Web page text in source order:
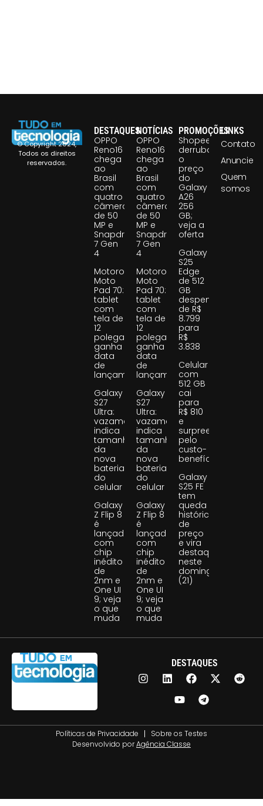
© Copyright 2024,
Todos os direitos
reservados.
DESTAQUES
OPPO
Reno16
chega
ao
Brasil
com
quatro
câmeras
de 50
MP e
Snapdragon
7 Gen
4
Motorola
Moto
Pad 70:
tablet
com
tela de
12
polegadas
ganha
data
de
lançamento
Galaxy
S27
Ultra:
vazamento
indica
tamanho
da
nova
bateria
do
celular
Galaxy
Z Flip 8
é
lançado
com
chip
inédito
de
2nm e
One UI
9; veja
o que
muda
NOTÍCIAS
OPPO
Reno16
chega
ao
Brasil
com
quatro
câmeras
de 50
MP e
Snapdragon
7 Gen
4
Motorola
Moto
Pad 70:
tablet
com
tela de
12
polegadas
ganha
data
de
lançamento
Galaxy
S27
Ultra:
vazamento
indica
tamanho
da
nova
bateria
do
celular
Galaxy
Z Flip 8
é
lançado
com
chip
inédito
de
2nm e
One UI
9; veja
o que
muda
PROMOÇÕES
Shopee
derruba
o
preço
do
Galaxy
A26
256
GB;
veja a
oferta
Galaxy
S25
Edge
de 512
GB
despenca
de R$
8.799
para
R$
3.838
Celular
com
512 GB
cai
para
R$ 810
e
surpreende
pelo
custo-
benefício
Galaxy
S25 FE
tem
queda
histórica
de
preço
e vira
destaque
neste
domingo
(21)
LINKS
Contato
Anuncie
Quem
somos
DESTAQUES
Políticas de Privacidade
Sobre os Testes
Desenvolvido porAgência Classe